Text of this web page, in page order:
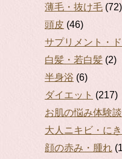
薄毛・抜け毛 (72)
頭皮 (46)
サプリメント・
白髪・若白髪 (2)
半身浴 (6)
ダイエット (217)
お肌の悩み体験談
大人ニキビ・に
顔の赤み・腫れ